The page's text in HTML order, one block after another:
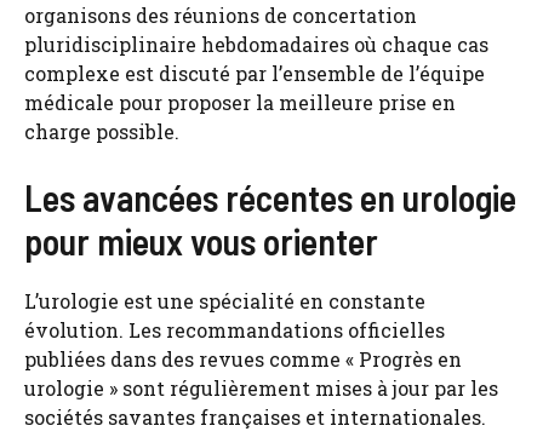
organisons des réunions de concertation
pluridisciplinaire hebdomadaires où chaque cas
complexe est discuté par l’ensemble de l’équipe
médicale pour proposer la meilleure prise en
charge possible.
Les avancées récentes en urologie
pour mieux vous orienter
L’urologie est une spécialité en constante
évolution. Les recommandations officielles
publiées dans des revues comme « Progrès en
urologie » sont régulièrement mises à jour par les
sociétés savantes françaises et internationales.